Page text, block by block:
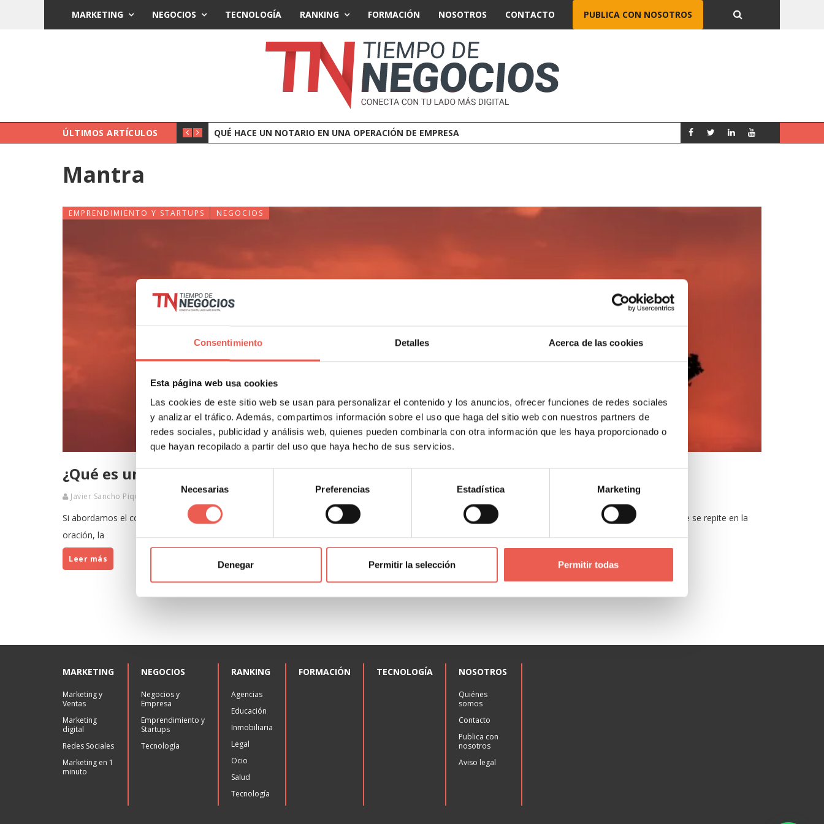
Consentimiento Detalles Acerca de las cookies
Esta página web usa cookies
Las cookies de este sitio web se usan para personalizar el contenido y los anuncios, ofrecer funciones de redes sociales
y analizar el tráfico. Además, compartimos información sobre el uso que haga del sitio web con nuestros partners de
redes sociales, publicidad y análisis web, quienes pueden combinarla con otra información que les haya proporcionado o
que hayan recopilado a partir del uso que haya hecho de sus servicios.
Selección
consentimiento
Necesarias Preferencias Estadística Marketing
Denegar Permitir la selección Permitir todas
MARKETING NEGOCIOS TECNOLOGÍA RANKING FORMACIÓN NOSOTROS CONTACTO PUBLICA CON NOSOTROS
ÚLTIMOS ARTÍCULOS CORREDURÍA O AGENTE DE SEGUROS: CUÁL LE CONVIENE A UNA EMPRESA CUÁNTO COBRA UN
Mantra
EMPRENDIMIENTO Y STARTUPS NEGOCIOS
¿Qué es un mantra? ¿Por qué necesitas crear uno para tu negocio?
Javier Sancho Piqueras 2 Comentarios
Si abordamos el concepto «mantra» en su significado más amplio nos encontraremos más o menos con la siguiente definición: » Fórmula verbal sagrada que se repite en la
oración, la
Leer más
MARKETING
Marketing y
Ventas
Marketing
digital
Redes Sociales
Marketing en 1
minuto
NEGOCIOS
Negocios y
Empresa
Emprendimiento y
Startups
Tecnología
RANKING
Agencias
Educación
Inmobiliaria
Legal
Ocio
Salud
Tecnología
FORMACIÓN TECNOLOGÍA NOSOTROS
Quiénes
somos
Contacto
Publica con
nosotros
Aviso legal